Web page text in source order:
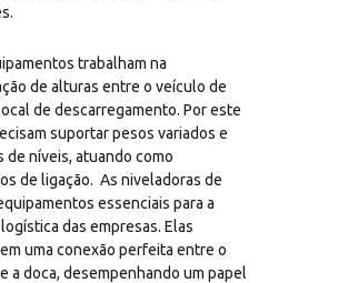
trabalham na
de alturas entre o veículo de
de descarregamento. Por este
suportar pesos variados e
de níveis, atuando como
de ligação. As niveladoras de
essenciais para a
das empresas. Elas
uma conexão perfeita entre o
a doca, desempenhando um papel